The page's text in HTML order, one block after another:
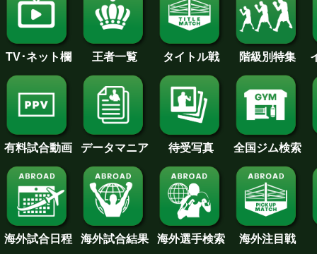
TV･ネット欄 王者一覧 タイトル戦 階級別特集
有料試合動画 データマニア 待受写真 全国ジム検索
海外試合日程 海外試合結果 海外選手検索 海外注目戦